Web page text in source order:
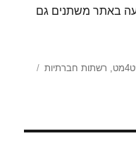
באתר משתנים גם
, רשתות חברתיות